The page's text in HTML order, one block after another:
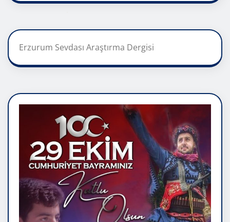
Erzurum Sevdası Araştırma Dergisi